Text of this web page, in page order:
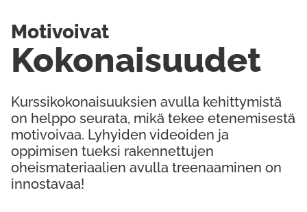
Kurssikokonaisuuksien avulla kehittymistä
on helppo seurata, mikä tekee etenemisestä
motivoivaa. Lyhyiden videoiden ja
oppimisen tueksi rakennettujen
oheismateriaalien avulla treenaaminen on
innostavaa!
Kokonaisuudet
Motivoivat